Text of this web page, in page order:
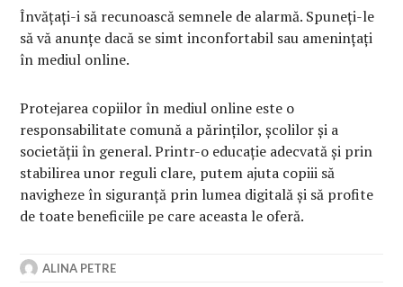
Învățați-i să recunoască semnele de alarmă. Spuneți-le
să vă anunțe dacă se simt inconfortabil sau amenințați
în mediul online.
Protejarea copiilor în mediul online este o
responsabilitate comună a părinților, școlilor și a
societății în general. Printr-o educație adecvată și prin
stabilirea unor reguli clare, putem ajuta copiii să
navigheze în siguranță prin lumea digitală și să profite
de toate beneficiile pe care aceasta le oferă.
ALINA PETRE